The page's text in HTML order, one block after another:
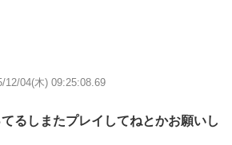
12/04(木) 09:25:08.69
るしまたプレイしてねとかお願いし